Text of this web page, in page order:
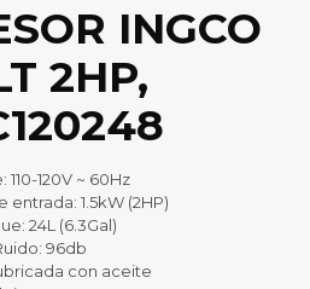
INGCO
2HP,
110-120V ~ 60Hz
entrada: 1.5kW (2HP)
24L (6.3Gal)
96db
con aceite